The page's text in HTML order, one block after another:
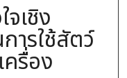
เชิง
ารใช้สัตว์
รื่อง